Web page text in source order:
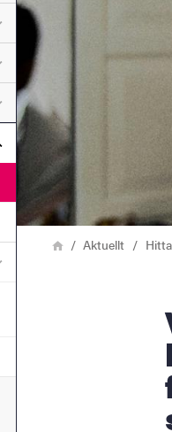
Undermeny för
Undermeny för
Undermeny för Om
Undermeny för Aktuellt
Undermeny för Pressrum
LänkstigHemAktuellt